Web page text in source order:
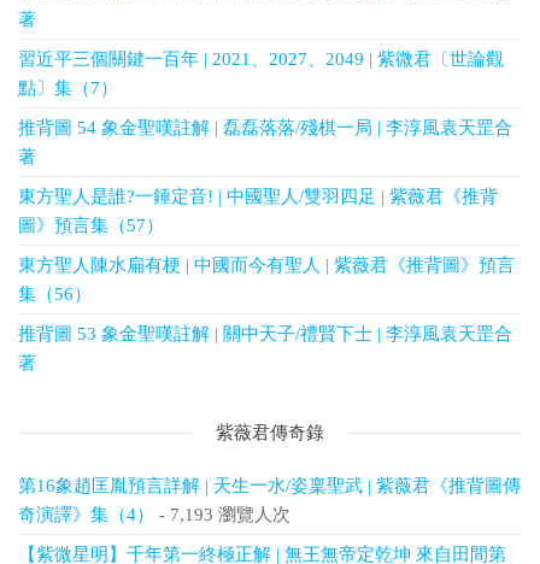
著
習近平三個關鍵一百年 | 2021、2027、2049 | 紫微君〔世論觀
點〕集（7）
推背圖 54 象金聖嘆註解 | 磊磊落落/殘棋一局 | 李淳風袁天罡合
著
東方聖人是誰?一錘定音! | 中國聖人/雙羽四足 | 紫薇君《推背
圖》預言集（57）
東方聖人陳水扁有梗 | 中國而今有聖人 | 紫薇君《推背圖》預言
集（56）
推背圖 53 象金聖嘆註解 | 關中天子/禮賢下士 | 李淳風袁天罡合
著
紫薇君傳奇錄
第16象趙匡胤預言詳解 | 天生一水/姿稟聖武 | 紫薇君《推背圖傳
奇演譯》集（4）
- 7,193 瀏覽人次
【紫微星明】千年第一終極正解 | 無王無帝定乾坤 來自田間第